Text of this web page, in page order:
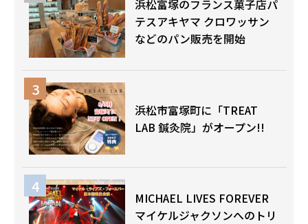
浜松富塚のフランス菓子店パ
テスアキヤマ クロワッサン
などのパン販売を開始
浜松市富塚町に「TREAT
LAB 鍼灸院」がオープン!!
MICHAEL LIVES FOREVER
マイケルジャクソンへのトリ